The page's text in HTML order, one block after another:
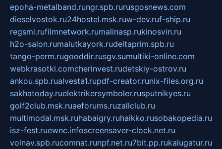
epoha-metalband.rungr.spb.rurusgosnews.com
dieselvostok.ru24hostel.msk.ruw-dev.ruf-ship.ru
regsmi.rufilmnetwork.rumalinasp.rukinosvin.ru
h2o-salon.rumalutkayork.rudeltaprim.spb.ru
tango-perm.rugooddir.rusgv.sumultiki-online.com
webkrasotki.comcherinvest.rudetskiy-ostrov.ru
ankou.spb.rualvesta1.rupdf-creator.runix-files.org.ru
sakhatoday.ruelektrikersymboler.rusputnikyes.ru
golf2club.msk.ruaeforums.ruzallclub.ru
multimodal.msk.ruhabaigry.ruhaikko.rusobakopedia.ru
isz-fest.ruewnc.infoscreensaver-clock.net.ru
volnav.spb.rucomnat.runpf.net.ru7bit.pp.rukalugatur.ru